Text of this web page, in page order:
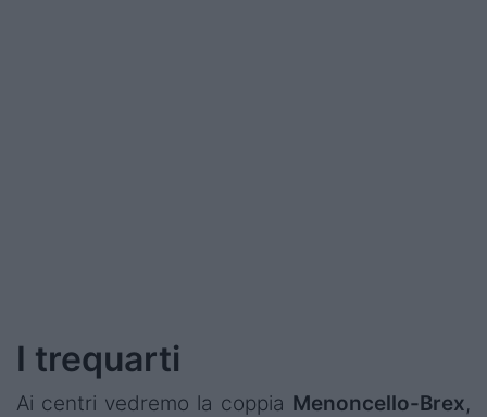
I trequarti
Ai centri vedremo la coppia Menoncello-Brex,